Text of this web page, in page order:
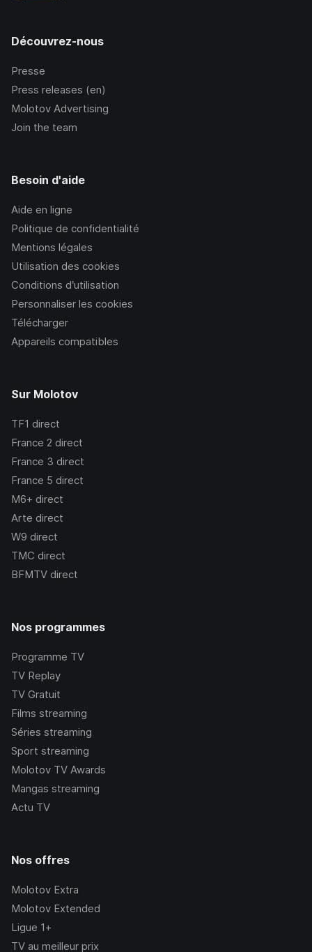
Découvrez-nous
Presse
Press releases (en)
Molotov Advertising
Join the team
Besoin d'aide
Aide en ligne
Politique de confidentialité
Mentions légales
Utilisation des cookies
Conditions d’utilisation
Personnaliser les cookies
Télécharger
Appareils compatibles
Sur Molotov
TF1 direct
France 2 direct
France 3 direct
France 5 direct
M6+ direct
Arte direct
W9 direct
TMC direct
BFMTV direct
Nos programmes
Programme TV
TV Replay
TV Gratuit
Films streaming
Séries streaming
Sport streaming
Molotov TV Awards
Mangas streaming
Actu TV
Nos offres
Molotov Extra
Molotov Extended
Ligue 1+
TV au meilleur prix